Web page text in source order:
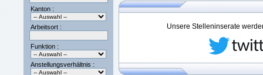
Kanton :
Arbeitsort :
Funktion :
Anstellungsverhältnis :
Unsere Stelleninserate